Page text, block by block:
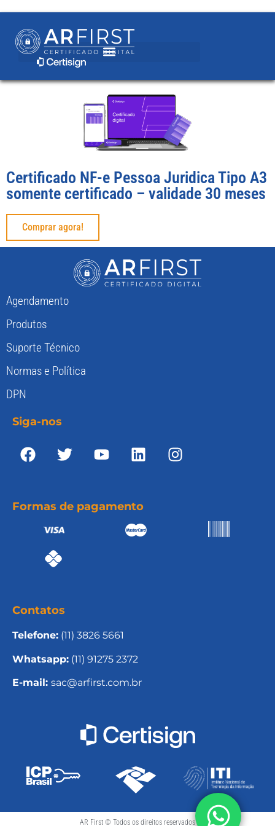
Certificado NF-e Pessoa Juridica Tipo A3
somente certificado – validade 30 meses
Comprar agora!
Agendamento
Produtos
Suporte Técnico
Normas e Política
DPN
Siga-nos
Formas de pagamento
Contatos
Telefone: (11) 3826 5661
Whatsapp: (11) 91275 2372
E-mail: sac@arfirst.com.br
AR First © Todos os direitos reservados